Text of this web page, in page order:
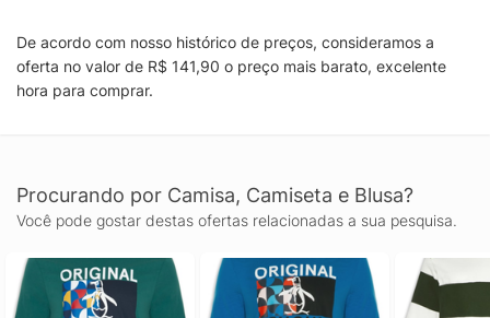
De acordo com nosso histórico de preços, consideramos a
oferta no valor de R$ 141,90 o preço mais barato, excelente
hora para comprar.
Procurando por Camisa, Camiseta e Blusa?
Você pode gostar destas ofertas relacionadas a sua pesquisa.